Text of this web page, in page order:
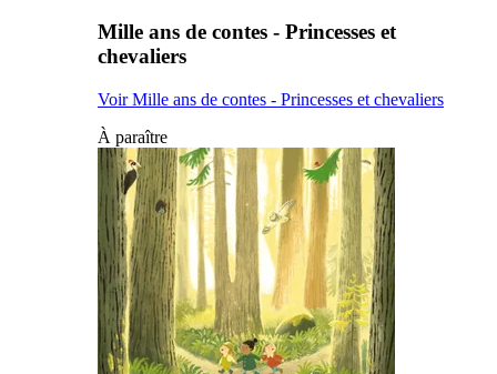
Mille ans de contes - Princesses et
chevaliers
Voir Mille ans de contes - Princesses et chevaliers
À paraître